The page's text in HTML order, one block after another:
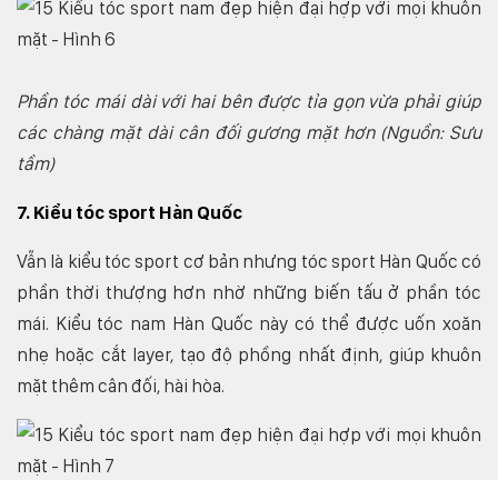
Phần tóc mái dài với hai bên được tỉa gọn vừa phải giúp
các chàng mặt dài cân đối gương mặt hơn (Nguồn: Sưu
tầm)
7. Kiểu tóc sport Hàn Quốc
Vẫn là kiểu tóc sport cơ bản nhưng tóc sport Hàn Quốc có
phần thời thượng hơn nhờ những biến tấu ở phần tóc
mái. Kiểu tóc nam Hàn Quốc này có thể được uốn xoăn
nhẹ hoặc cắt layer, tạo độ phồng nhất định, giúp khuôn
mặt thêm cân đối, hài hòa.